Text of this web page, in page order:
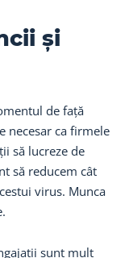
și
de față
necesar ca firmele
să lucreze de
să reducem cât
virus. Munca
sunt mult